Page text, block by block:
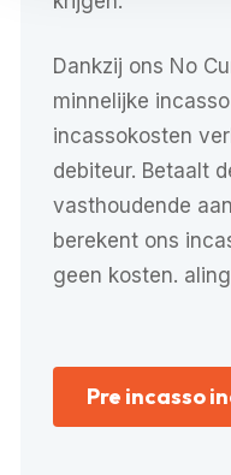
Dankzij ons No
minnelijke
incassokosten
debiteur. Betaalt
vasthoudende
berekent ons
geen kosten.
Pre incasso